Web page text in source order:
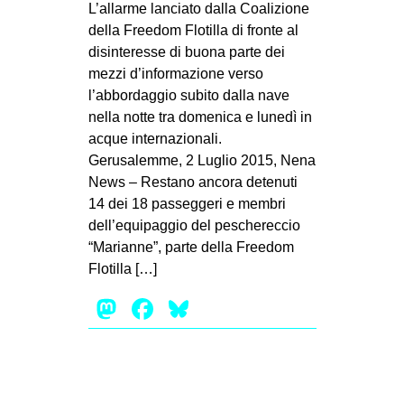
AMERICHE
ESTREMO ORIENTE
MEDIO ORIENTE
MONDO
EVENTI
in
L’allarme lanciato dalla Coalizione
della Freedom Flotilla di fronte al
disinteresse di buona parte dei
mezzi d’informazione verso
l’abbordaggio subito dalla nave
nella notte tra domenica e lunedì in
acque internazionali.
Gerusalemme, 2 Luglio 2015, Nena
News – Restano ancora detenuti
14 dei 18 passeggeri e membri
dell’equipaggio del peschereccio
“Marianne”, parte della Freedom
Flotilla […]
Mastodon
Facebook